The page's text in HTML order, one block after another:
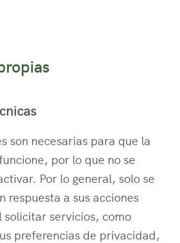
son necesarias para que la
por lo que no se
Por lo general, solo se
respuesta a sus acciones
solicitar servicios, como
preferencias de privacidad,